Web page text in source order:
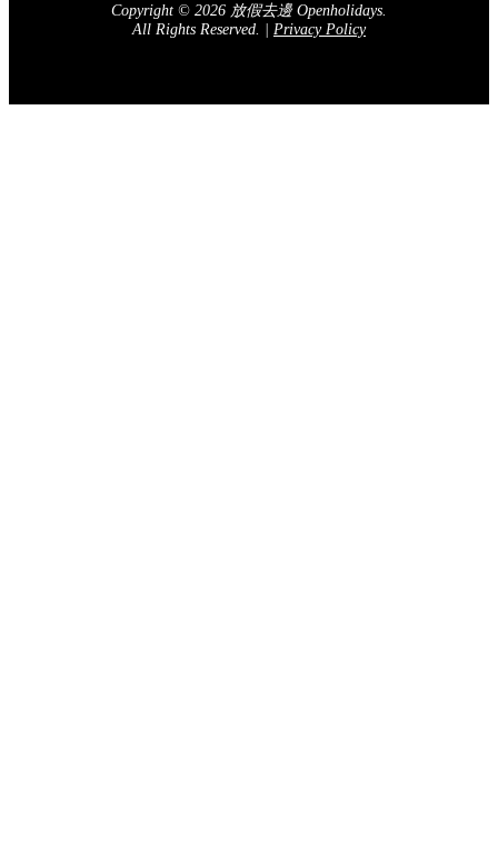
Copyright © 2026 放假去邊 Openholidays.
All Rights Reserved. | Privacy Policy